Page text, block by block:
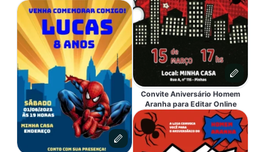
Convite Aniversário Homem
Aranha para Editar Online